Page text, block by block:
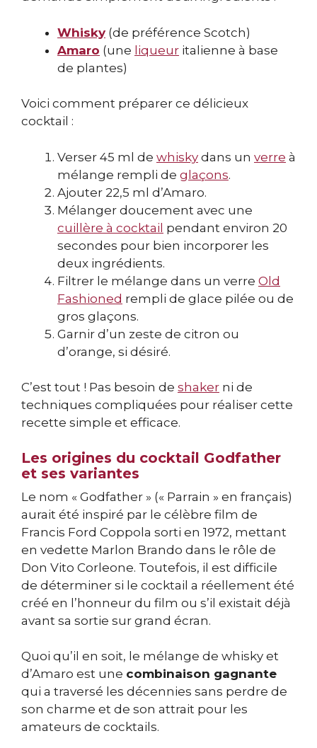
Whisky (de préférence Scotch)
Amaro (une liqueur italienne à base
de plantes)
Voici comment préparer ce délicieux
cocktail :
Verser 45 ml de whisky dans un verre à
mélange rempli de glaçons.
Ajouter 22,5 ml d’Amaro.
Mélanger doucement avec une
cuillère à cocktail pendant environ 20
secondes pour bien incorporer les
deux ingrédients.
Filtrer le mélange dans un verre Old
Fashioned rempli de glace pilée ou de
gros glaçons.
Garnir d’un zeste de citron ou
d’orange, si désiré.
C’est tout ! Pas besoin de shaker ni de
techniques compliquées pour réaliser cette
recette simple et efficace.
Les origines du cocktail Godfather
et ses variantes
Le nom « Godfather » (« Parrain » en français)
aurait été inspiré par le célèbre film de
Francis Ford Coppola sorti en 1972, mettant
en vedette Marlon Brando dans le rôle de
Don Vito Corleone. Toutefois, il est difficile
de déterminer si le cocktail a réellement été
créé en l’honneur du film ou s’il existait déjà
avant sa sortie sur grand écran.
Quoi qu’il en soit, le mélange de whisky et
d’Amaro est une combinaison gagnante
qui a traversé les décennies sans perdre de
son charme et de son attrait pour les
amateurs de cocktails.